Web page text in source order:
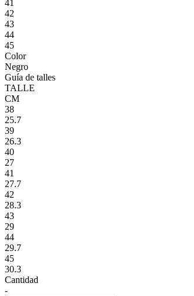
41
42
43
44
45
Color
Negro
Guía de talles
TALLE
CM
38
25.7
39
26.3
40
27
41
27.7
42
28.3
43
29
44
29.7
45
30.3
Cantidad
-